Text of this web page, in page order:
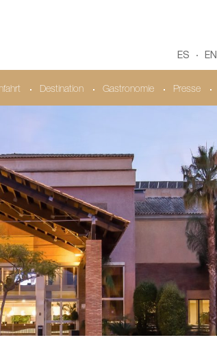
ES EN
Destination Gastronomie Presse